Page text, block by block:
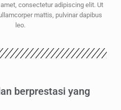
consectetur adipiscing elit. Ut
mattis, pulvinar dapibus
leo.
berprestasi yang